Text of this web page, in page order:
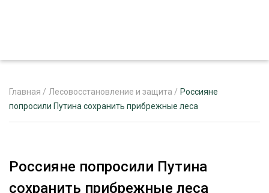
РЕКЛАМОДАТЕЛЯМ
Главная / Лесовосстановление и защита / Россияне
попросили Путина сохранить прибрежные леса
Россияне попросили Путина
сохранить прибрежные леса